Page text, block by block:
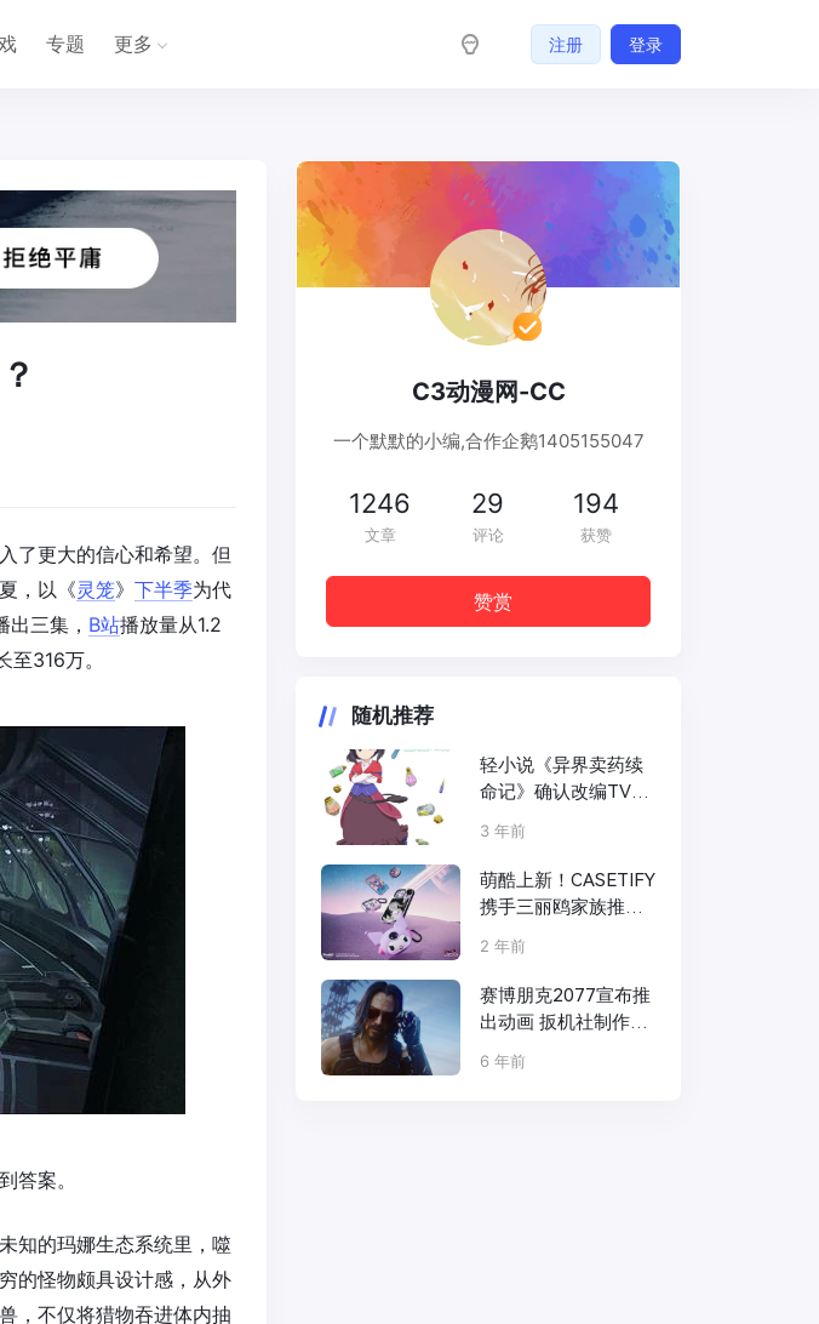
专题 更多 注册 登录
了更大的信心和希望。但
，以《灵笼》 下半季为代
三集， B站播放量从1.2
316万。
答案。
知的玛娜生态系统里，噬
的怪物颇具设计感，从外
，不仅将猎物吞进体内抽
C3动漫网-CC
一个默默的小编,合作企鹅1405155047
1246
文章
29
评论
194
获赞
赞赏
随机推荐
轻小说《异界卖药续
命记》确认改编TV动
画 年内播出
3 年前
萌酷上新！CASETIFY
携手三丽鸥家族推出
全新酷洛米联名系列
2 年前
赛博朋克2077宣布推
出动画 扳机社制作、
今石洋之导演
6 年前